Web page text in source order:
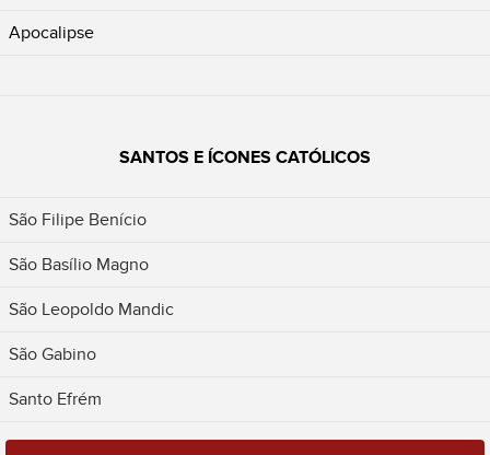
Apocalipse
SANTOS E ÍCONES CATÓLICOS
São Filipe Benício
São Basílio Magno
São Leopoldo Mandic
São Gabino
Santo Efrém